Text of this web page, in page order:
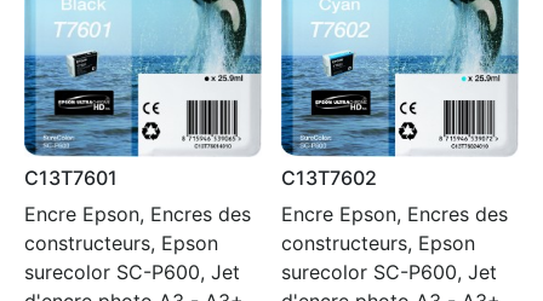
C13T7601
Encre Epson, Encres des
constructeurs, Epson
surecolor SC-P600, Jet
C13T7602
Encre Epson, Encres des
constructeurs, Epson
surecolor SC-P600, Jet